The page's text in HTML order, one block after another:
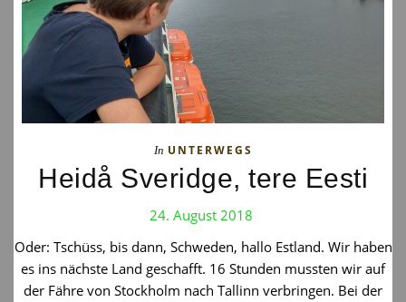
In UNTERWEGS
Heidå Sveridge, tere Eesti
24. August 2018
Oder: Tschüss, bis dann, Schweden, hallo Estland. Wir haben
es ins nächste Land geschafft. 16 Stunden mussten wir auf
der Fähre von Stockholm nach Tallinn verbringen. Bei der